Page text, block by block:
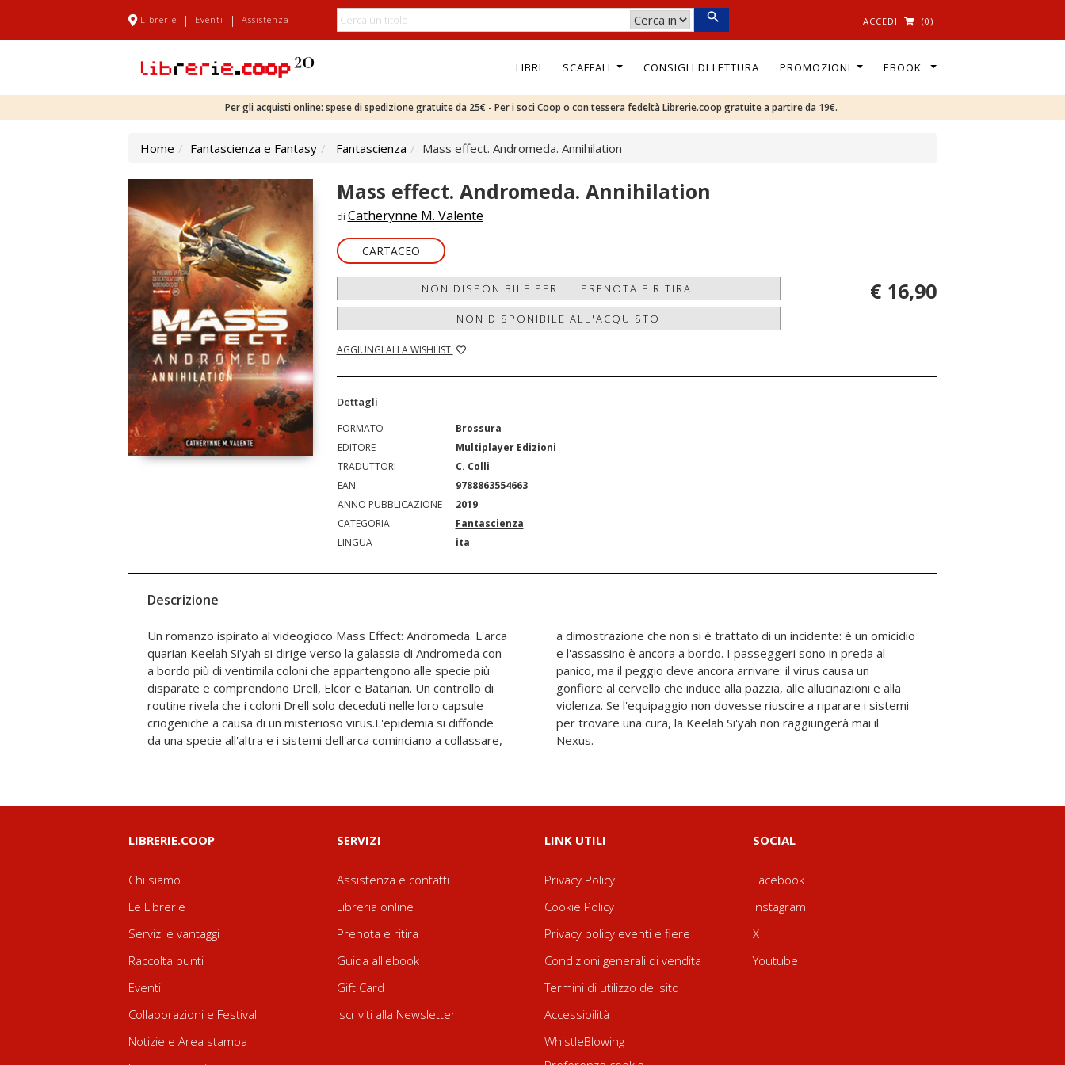
Librerie | Eventi | Assistenza ACCEDI (0)
LIBRI SCAFFALI CONSIGLI DI LETTURA PROMOZIONI EBOOK
Per gli acquisti online: spese di spedizione gratuite da 25€ - Per i soci Coop o con tessera fedeltà Librerie.coop gratuite a partire da 19€.
Home Fantascienza e Fantasy Fantascienza Mass effect. Andromeda. Annihilation
Mass effect. Andromeda. Annihilation
di Catherynne M. Valente
CARTACEO
NON DISPONIBILE PER IL 'PRENOTA E RITIRA'
NON DISPONIBILE ALL'ACQUISTO
AGGIUNGI ALLA WISHLIST
€ 16,90
Dettagli
FORMATO
Brossura
EDITORE
Multiplayer Edizioni
TRADUTTORI
C. Colli
EAN
9788863554663
ANNO PUBBLICAZIONE
2019
CATEGORIA
Fantascienza
LINGUA
ita
Descrizione
Un romanzo ispirato al videogioco Mass Effect: Andromeda. L'arca
quarian Keelah Si'yah si dirige verso la galassia di Andromeda con
a bordo più di ventimila coloni che appartengono alle specie più
disparate e comprendono Drell, Elcor e Batarian. Un controllo di
routine rivela che i coloni Drell solo deceduti nelle loro capsule
criogeniche a causa di un misterioso virus.L'epidemia si diffonde
da una specie all'altra e i sistemi dell'arca cominciano a collassare,
a dimostrazione che non si è trattato di un incidente: è un omicidio
e l'assassino è ancora a bordo. I passeggeri sono in preda al
panico, ma il peggio deve ancora arrivare: il virus causa un
gonfiore al cervello che induce alla pazzia, alle allucinazioni e alla
violenza. Se l'equipaggio non dovesse riuscire a riparare i sistemi
per trovare una cura, la Keelah Si'yah non raggiungerà mai il
Nexus.
LIBRERIE.COOP
Chi siamo
Le Librerie
Servizi e vantaggi
Raccolta punti
Eventi
Collaborazioni e Festival
Notizie e Area stampa
SERVIZI
Assistenza e contatti
Libreria online
Prenota e ritira
Guida all'ebook
Gift Card
Iscriviti alla Newsletter
LINK UTILI
Privacy Policy
Cookie Policy
Privacy policy eventi e fiere
Condizioni generali di vendita
Termini di utilizzo del sito
Accessibilità
WhistleBlowing
SOCIAL
Facebook
Instagram
X
Youtube